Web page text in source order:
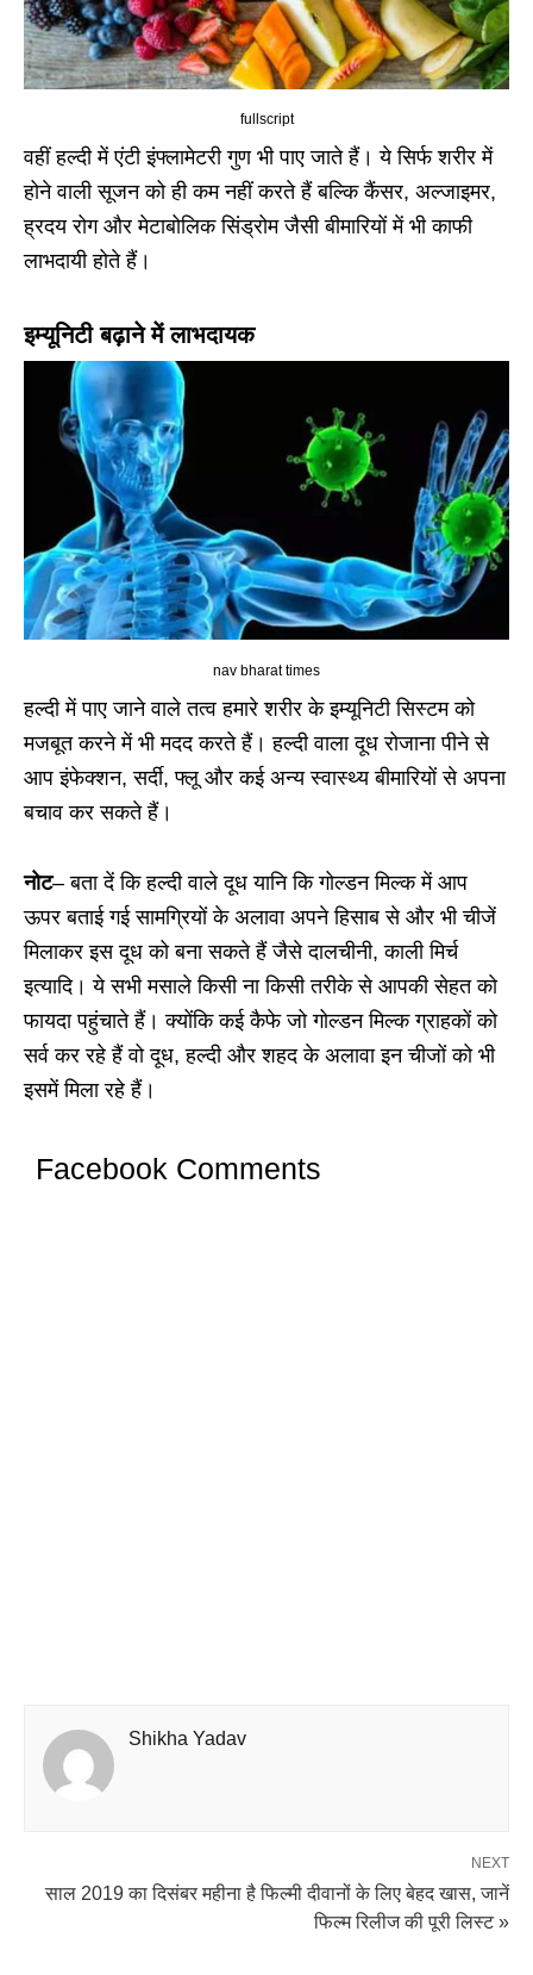
fullscript
वहीं हल्दी में एंटी इंफ्लामेटरी गुण भी पाए जाते हैं। ये सिर्फ शरीर में
होने वाली सूजन को ही कम नहीं करते हैं बल्कि कैंसर, अल्जाइमर,
ह्रदय रोग और मेटाबोलिक सिंड्रोम जैसी बीमारियों में भी काफी
लाभदायी होते हैं।
इम्यूनिटी बढ़ाने में लाभदायक
nav bharat times
हल्दी में पाए जाने वाले तत्व हमारे शरीर के इम्यूनिटी सिस्टम को
मजबूत करने में भी मदद करते हैं। हल्दी वाला दूध रोजाना पीने से
आप इंफेक्शन, सर्दी, फ्लू और कई अन्य स्वास्थ्य बीमारियों से अपना
बचाव कर सकते हैं।
नोट– बता दें कि हल्दी वाले दूध यानि कि गोल्डन मिल्क में आप
ऊपर बताई गई सामग्रियों के अलावा अपने हिसाब से और भी चीजें
मिलाकर इस दूध को बना सकते हैं जैसे दालचीनी, काली मिर्च
इत्यादि। ये सभी मसाले किसी ना किसी तरीके से आपकी सेहत को
फायदा पहुंचाते हैं। क्योंकि कई कैफे जो गोल्डन मिल्क ग्राहकों को
सर्व कर रहे हैं वो दूध, हल्दी और शहद के अलावा इन चीजों को भी
इसमें मिला रहे हैं।
Facebook Comments
Shikha Yadav
NEXT
साल 2019 का दिसंबर महीना है फिल्मी दीवानों के लिए बेहद खास, जानें
फिल्म रिलीज की पूरी लिस्ट »